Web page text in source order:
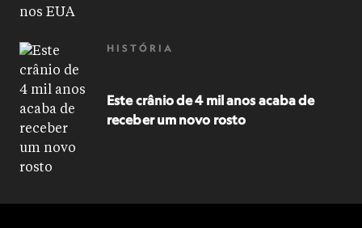
HISTÓRIA
Este crânio de 4 mil anos acaba de
receber um novo rosto